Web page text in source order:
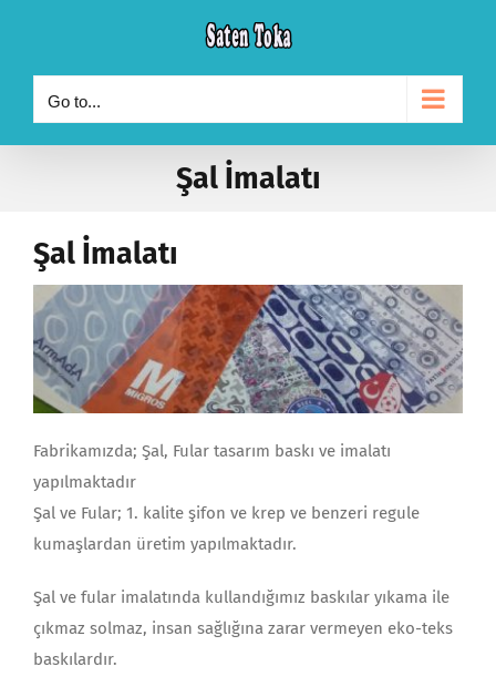
content
Go to...
Şal İmalatı
Şal İmalatı
Fabrikamızda; Şal, Fular tasarım baskı ve imalatı
yapılmaktadır
Şal ve Fular; 1. kalite şifon ve krep ve benzeri regule
kumaşlardan üretim yapılmaktadır.
Şal ve fular imalatında kullandığımız baskılar yıkama ile
çıkmaz solmaz, insan sağlığına zarar vermeyen eko-teks
baskılardır.